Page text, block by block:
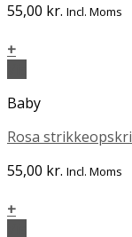
55,00 kr. Incl. Moms
+
Baby
Rosa
55,00 kr. Incl. Moms
+